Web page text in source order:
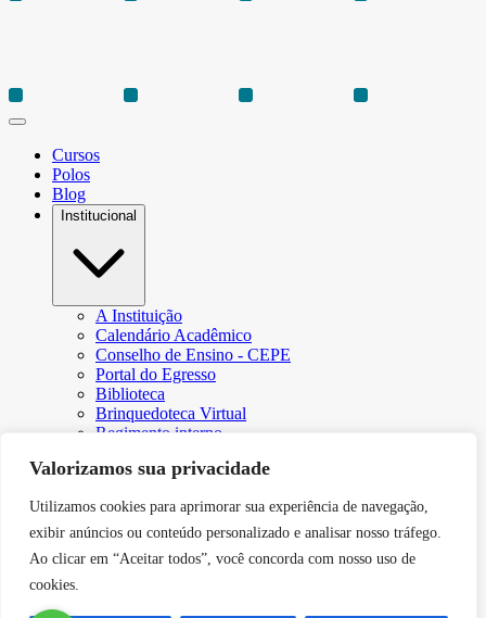
Valorizamos sua privacidade
Utilizamos cookies para aprimorar sua experiência de navegação,
exibir anúncios ou conteúdo personalizado e analisar nosso tráfego.
Ao clicar em “Aceitar todos”, você concorda com nosso uso de
cookies.
Cursos
Polos
Blog
Institucional
A Instituição
Calendário Acadêmico
Conselho de Ensino - CEPE
Portal do Egresso
Biblioteca
Brinquedoteca Virtual
Regimento interno
Resoluções e Portarias
CPA – Comissão Própria de Avaliação
Núcleo de Apoio Psicopedagógico
Programa de Iniciação Científica da Faculdade Futura
Núcleo de Arte e Cultura